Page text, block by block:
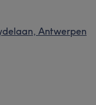
Antwerpen